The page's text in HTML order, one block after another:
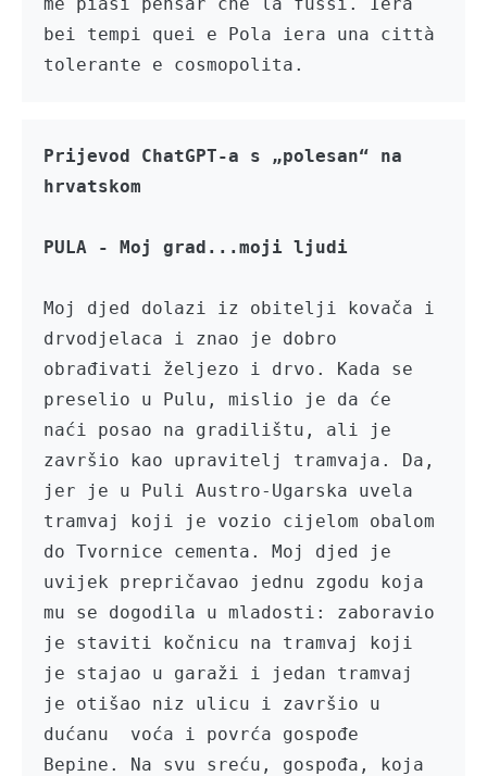
bei tempi quei e Pola iera una città
tolerante e cosmopolita.
Prijevod ChatGPT-a s „polesan“ na
Moj djed dolazi iz obitelji kovača i
drvodjelaca i znao je dobro
obrađivati željezo i drvo. Kada se
preselio u Pulu, mislio je da će
naći posao na gradilištu, ali je
završio kao upravitelj tramvaja. Da,
jer je u Puli Austro-Ugarska uvela
tramvaj koji je vozio cijelom obalom
do Tvornice cementa. Moj djed je
uvijek prepričavao jednu zgodu koja
mu se dogodila u mladosti: zaboravio
je staviti kočnicu na tramvaj koji
je stajao u garaži i jedan tramvaj
je otišao niz ulicu i završio u
dućanu  voća i povrća gospođe
Bepine. Na svu sreću, gospođa, koja